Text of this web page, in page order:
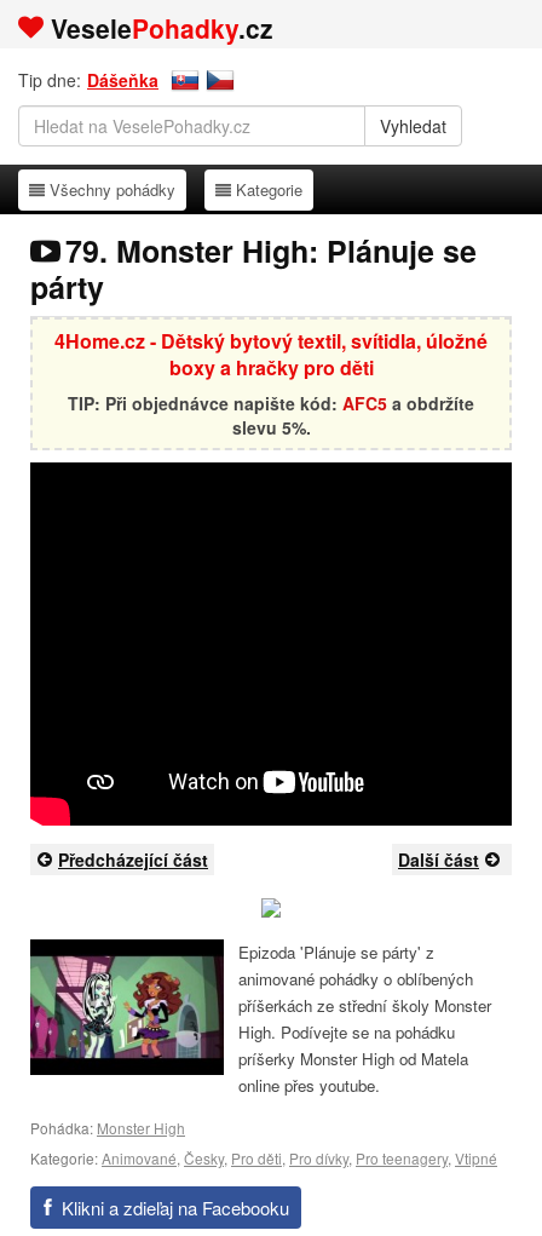
VeselePohadky.cz
Tip dne: Dášeňka
Všechny pohádky
Všechny pohádky Kategorie
Kategorie
79. Monster High: Plánuje se
párty
4Home.cz - Dětský bytový textil, svítidla, úložné
boxy a hračky pro děti
TIP: Při objednávce napište kód: AFC5 a obdržíte
slevu 5%.
Předcházející část Další část
Epizoda 'Plánuje se párty' z
animované pohádky o oblíbených
příšerkách ze střední školy Monster
High. Podívejte se na pohádku
príšerky Monster High od Matela
online přes youtube.
Pohádka: Monster High
Kategorie:Animované, Česky, Pro děti, Pro dívky, Pro teenagery, Vtipné
Klikni a zdieľaj na Facebooku